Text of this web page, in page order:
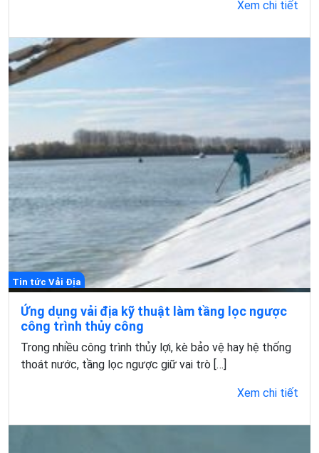
Xem chi tiết
Tin tức Vải Địa
Ứng dụng vải địa kỹ thuật làm tầng lọc ngược
công trình thủy công
Trong nhiều công trình thủy lợi, kè bảo vệ hay hệ thống
thoát nước, tầng lọc ngược giữ vai trò […]
Xem chi tiết